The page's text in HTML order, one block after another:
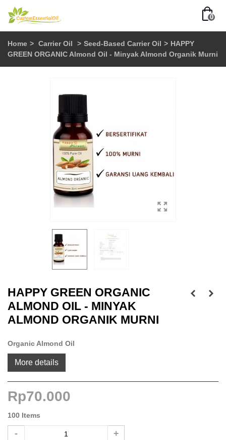
0
Home > Carrier Oil > Seed-Based Carrier Oil > HAPPY
GREEN ORGANIC Almond Oil - Minyak Almond Organik Murni
HAPPY GREEN ORGANIC
ALMOND OIL - MINYAK
ALMOND ORGANIK MURNI
Organic Almond Oil
More details
Rp70.000
100 Items
- +